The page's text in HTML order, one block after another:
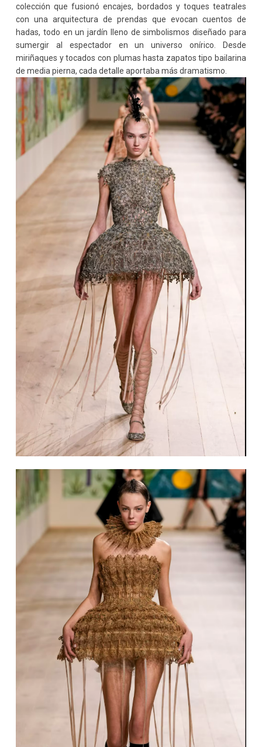
colección que fusionó encajes, bordados y toques teatrales
con una arquitectura de prendas que evocan cuentos de
hadas, todo en un jardín lleno de simbolismos diseñado para
sumergir al espectador en un universo onírico. Desde
miriñaques y tocados con plumas hasta zapatos tipo bailarina
de media pierna, cada detalle aportaba más dramatismo.